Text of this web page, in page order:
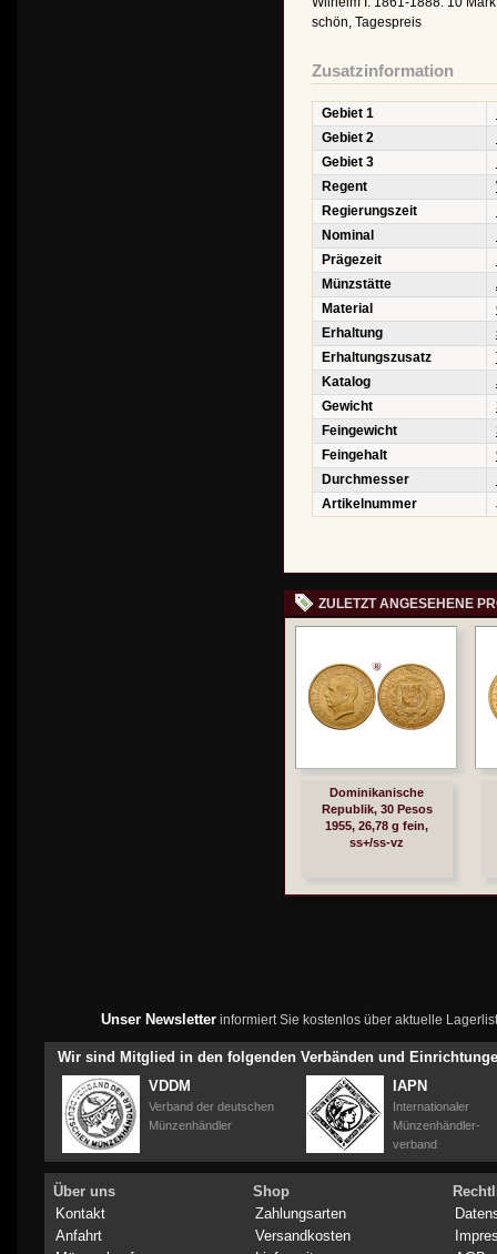
schön, Tagespreis
Zusatzinformation
Gebiet 1
Gebiet 2
Gebiet 3
Regent
Regierungszeit
Nominal
Prägezeit
Münzstätte
Material
Erhaltung
Erhaltungszusatz
Katalog
Gewicht
Feingewicht
Feingehalt
Durchmesser
Artikelnummer
ZULETZT ANGESEHENE
Dominikanische
Republik, 30 Pesos
1955, 26,78 g fein,
ss+/ss-vz
Unser Newsletterinformiert Sie kostenlos über aktuelle
Wir sind Mitglied in den folgenden Verbänden und
VDDM
Verband der deutschen
Münzenhändler
IAPN
Internationaler
Münzenhändler-
verband
Über uns
Kontakt
Anfahrt
Shop
Zahlungsarten
Versandkosten